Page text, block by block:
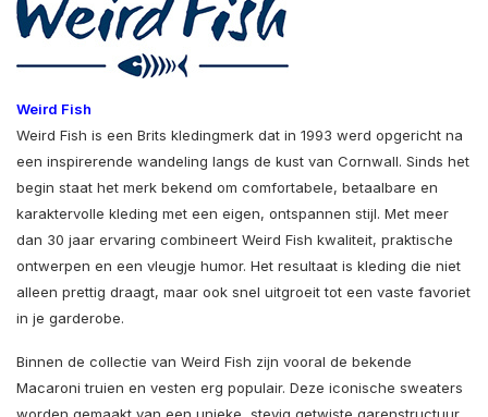
Weird Fish
Weird Fish is een Brits kledingmerk dat in 1993 werd opgericht na
een inspirerende wandeling langs de kust van Cornwall. Sinds het
begin staat het merk bekend om comfortabele, betaalbare en
karaktervolle kleding met een eigen, ontspannen stijl. Met meer
dan 30 jaar ervaring combineert Weird Fish kwaliteit, praktische
ontwerpen en een vleugje humor. Het resultaat is kleding die niet
alleen prettig draagt, maar ook snel uitgroeit tot een vaste favoriet
in je garderobe.
Binnen de collectie van Weird Fish zijn vooral de bekende
Macaroni truien en vesten erg populair. Deze iconische sweaters